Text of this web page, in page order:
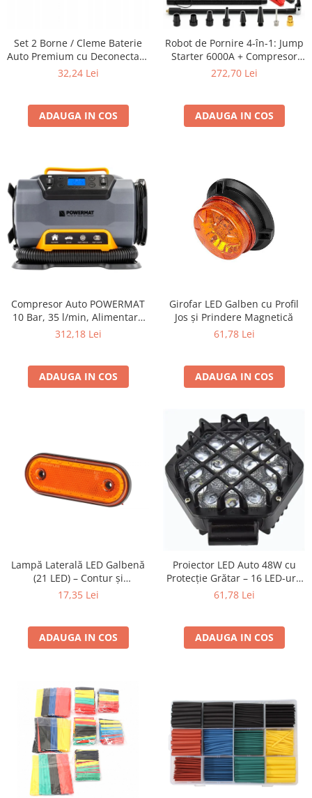
Pneumatice si Trapezoidale
Cricuri hidraulice
Cricuri pneumatice
Feon Electric
Macarale și vinciuri
Masini de gaurit si Insurubat
Motoare electrice
Pistol de Lipit
Polizoare
Prelungitoare
Protectia muncii
Slefuitoare
Tunuri de caldura si aeroteme
Utilaje constructie
Motocositoare si Motosape
Pompe
Rotopercutoare si bormasini
Uz intern
Ventilatoare radiatoare
umidificatoare
Set 2 Borne / Cleme Baterie
Auto Premium cu Deconectare
Rapida 6V / 12V / 24V (Pozitiv +
32,24 Lei
ADAUGA IN COS
Robot de Pornire 4-în-1: Jump
Starter 6000A + Compresor
Digital + Powerbank +
272,70 Lei
ADAUGA IN COS
Compresor Auto POWERMAT
10 Bar, 35 l/min, Alimentare
230V/12V, Ecran LCD,
312,18 Lei
ADAUGA IN COS
Girofar LED Galben cu Profil
Jos și Prindere Magnetică
61,78 Lei
ADAUGA IN COS
Lampă Laterală LED Galbenă
(21 LED) – Contur și
Semnalizare, 12V-24V
17,35 Lei
ADAUGA IN COS
Proiector LED Auto 48W cu
Protecție Grătar – 16 LED-uri,
Tip Flood, 12-24V (16 cm)
61,78 Lei
ADAUGA IN COS